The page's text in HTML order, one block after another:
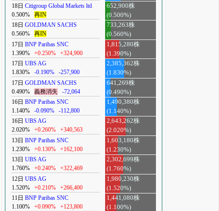
18日 Citigroup Global Markets ltd
0.500%
再IN
652,900株
(0.500%)
18日 GOLDMAN SACHS
0.560%
再IN
733,263株
(0.560%)
17日 BNP Paribas SNC
1.390%
+0.250% +324,900
1,815,280株
(1.390%)
17日 UBS AG
1.830%
-0.190% -257,900
2,385,362株
(1.830%)
17日 GOLDMAN SACHS
0.490%
義務消失 -72,064
641,269株
(0.490%)
16日 BNP Paribas SNC
1.140%
-0.090% -112,800
1,490,380株
(1.140%)
16日 UBS AG
2.020%
+0.260% +340,563
2,643,262株
(2.020%)
13日 BNP Paribas SNC
1.230%
+0.130% +162,100
1,603,180株
(1.230%)
13日 UBS AG
1.760%
+0.240% +322,469
2,302,699株
(1.760%)
12日 UBS AG
1.520%
+0.210% +266,400
1,980,230株
(1.520%)
11日 BNP Paribas SNC
1.100%
+0.090% +123,800
1,441,080株
(1.100%)